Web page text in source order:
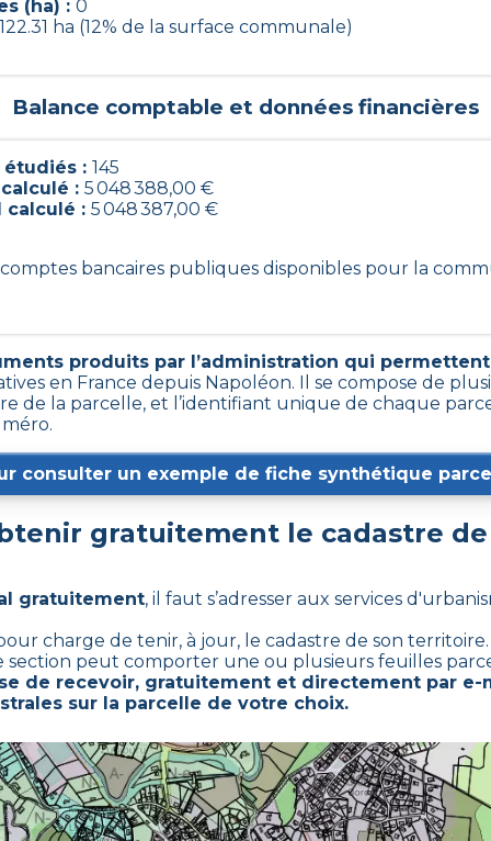
(ha) : 0
122.31 ha (12% de la surface communale)
Balance comptable et données financières
: 145
: 5 048 388,00 €
: 5 048 387,00 €
bancaires publiques disponibles pour la
produits par l’administration qui
en France depuis Napoléon. Il se compose de
de la parcelle, et l’identifiant unique de chaque
consulter un exemple de fiche synthétique
gratuitement le cadastre
gratuitement, il faut s’adresser aux services
charge de tenir, à jour, le cadastre de son
section peut comporter une ou plusieurs feuilles
de recevoir, gratuitement et directement par e-
sur la parcelle de votre choix.